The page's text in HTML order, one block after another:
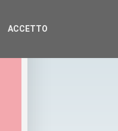
ACCETTO